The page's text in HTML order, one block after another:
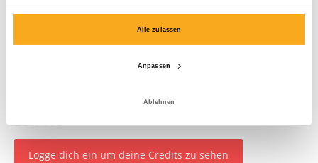
Alle zulassen
Anpassen
Ablehnen
EUR 100
Logge dich ein um deine Credits zu sehen